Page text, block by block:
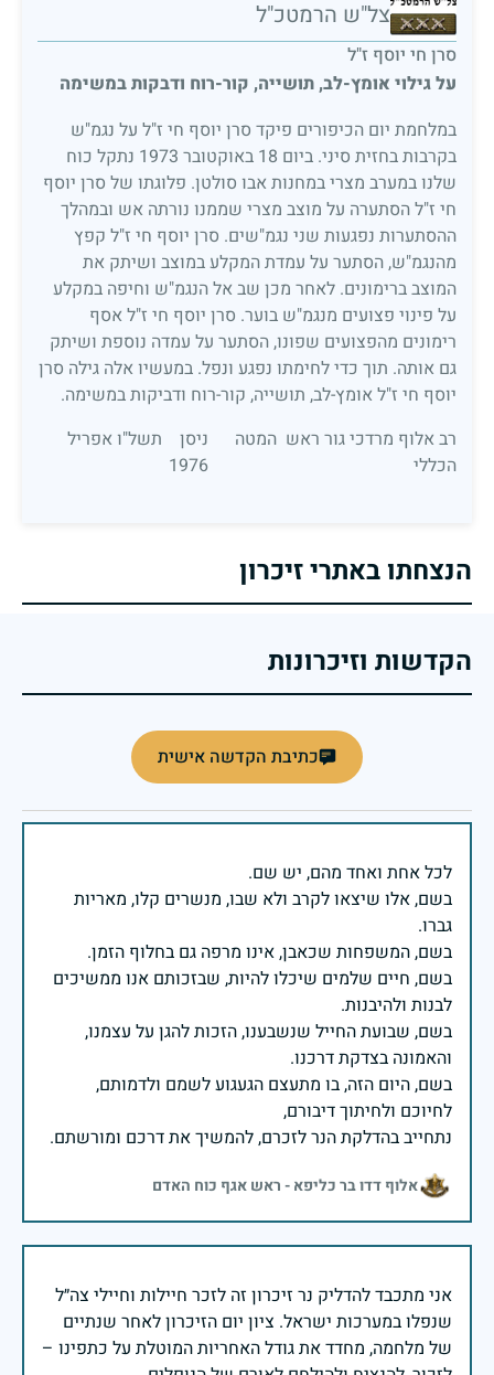
צל"ש הרמטכ"ל
סרן חי יוסף ז"ל
על גילוי אומץ-לב, תושייה, קור-רוח ודבקות במשימה
במלחמת יום הכיפורים פיקד סרן יוסף חי ז"ל על נגמ"ש
בקרבות בחזית סיני. ביום 18 באוקטובר 1973 נתקל כוח
שלנו במערב מצרי במחנות אבו סולטן. פלוגתו של סרן יוסף
חי ז"ל הסתערה על מוצב מצרי שממנו נורתה אש ובמהלך
ההסתערות נפגעות שני נגמ"שים. סרן יוסף חי ז"ל קפץ
מהנגמ"ש, הסתער על עמדת המקלע במוצב ושיתק את
המוצב ברימונים. לאחר מכן שב אל הנגמ"ש וחיפה במקלע
על פינוי פצועים מנגמ"ש בוער. סרן יוסף חי ז"ל אסף
רימונים מהפצועים שפונו, הסתער על עמדה נוספת ושיתק
גם אותה. תוך כדי לחימתו נפגע ונפל. במעשיו אלה גילה סרן
יוסף חי ז"ל אומץ-לב, תושייה, קור-רוח ודביקות במשימה.
רב אלוף מרדכי גור ראש המטה
הכללי
ניסן תשל"ו אפריל
1976
הנצחתו באתרי זיכרון
הקדשות וזיכרונות
כתיבת הקדשה אישית
בשם, אלו שיצאו לקרב ולא שבו, מנשרים קלו, מאריות
בשם, חיים שלמים שיכלו להיות, שבזכותם אנו ממשיכים
בשם, שבועת החייל שנשבענו, הזכות להגן על עצמנו,
בשם, היום הזה, בו מתעצם הגעגוע לשמם ולדמותם,
נתחייב בהדלקת הנר לזכרם, להמשיך את דרכם ומורשתם.
אלוף דדו בר כליפא - ראש אגף כוח האדם
אני מתכבד להדליק נר זיכרון זה לזכר חיילות וחיילי צה״ל
שנפלו במערכות ישראל. ציון יום הזיכרון לאחר שנתיים
של מלחמה, מחדד את גודל האחריות המוטלת על כתפינו –